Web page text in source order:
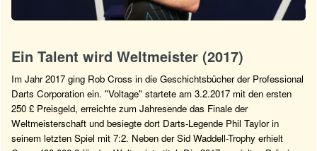
Ein Talent wird Weltmeister (2017)
Im Jahr 2017 ging Rob Cross in die Geschichtsbücher der Professional
Darts Corporation ein. "Voltage" startete am 3.2.2017 mit den ersten
250 £ Preisgeld, erreichte zum Jahresende das Finale der
Weltmeisterschaft und besiegte dort Darts-Legende Phil Taylor in
seinem letzten Spiel mit 7:2. Neben der Sid Waddell-Trophy erhielt